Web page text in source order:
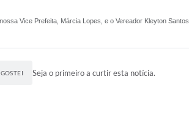
Vice Prefeita, Márcia Lopes, e o Vereador Kleyton Santos.
Seja o primeiro a curtir esta notícia.